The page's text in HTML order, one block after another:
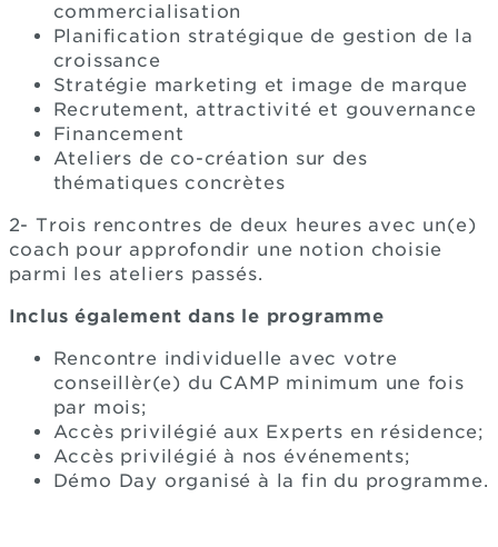
commercialisation
Planification stratégique de gestion de la
croissance
Stratégie marketing et image de marque
Recrutement, attractivité et gouvernance
Financement
Ateliers de co-création sur des
thématiques concrètes
2- Trois rencontres de deux heures avec un(e)
coach pour approfondir une notion choisie
parmi les ateliers passés.
Inclus également dans le programme
Rencontre individuelle avec votre
conseillèr(e) du CAMP minimum une fois
par mois;
Accès privilégié aux Experts en résidence;​
Accès privilégié à nos événements;
Démo Day organisé à la fin du programme.​